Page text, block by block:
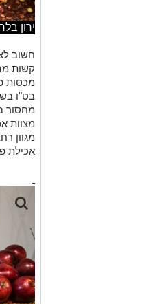
ירון
חשוב
קשות
מכסות
בט"ו
מחסור
מצוות
מגוון
אכילת